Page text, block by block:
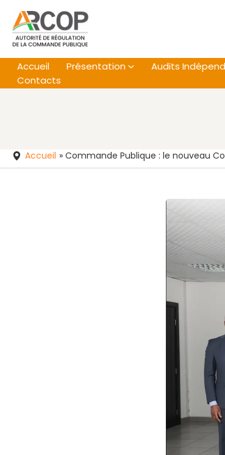
contenu
Accueil Présentation Audits
Contacts
Accueil » Commande Publique : le nouveau